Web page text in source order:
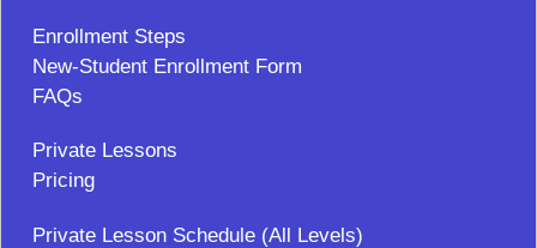
Enrollment Steps
New-Student Enrollment Form
FAQs
Private Lessons
Pricing
Private Lesson Schedule (All Levels)